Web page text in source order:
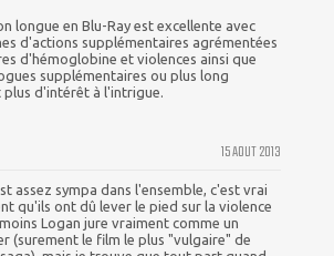
longue en Blu-Ray est excellente avec
d'actions supplémentaires agrémentées
d'hémoglobine et violences ainsi que
supplémentaires ou plus long
plus d'intérêt à l'intrigue.
15 AOUT 2013
assez sympa dans l'ensemble, c'est vrai
qu'ils ont dû lever le pied sur la violence
Logan jure vraiment comme un
(surement le film le plus "vulgaire" de